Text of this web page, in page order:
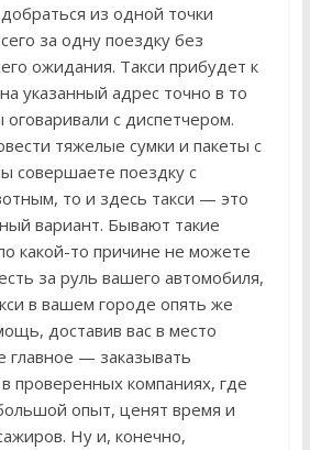
из одной точки
за одну поездку без
ожидания. Такси прибудет к
указанный адрес точно в то
с диспетчером.
тяжелые сумки и пакеты с
совершаете поездку с
то и здесь такси — это
вариант. Бывают такие
какой-то причине не можете
за руль вашего автомобиля,
в вашем городе опять же
доставив вас в место
главное — заказывать
проверенных компаниях, где
опыт, ценят время и
Ну и, конечно,